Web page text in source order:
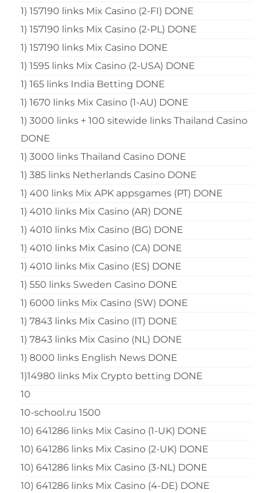
1) 157190 links Mix Casino (2-FI) DONE
1) 157190 links Mix Casino (2-PL) DONE
1) 157190 links Mix Casino DONE
1) 1595 links Mix Casino (2-USA) DONE
1) 165 links India Betting DONE
1) 1670 links Mix Casino (1-AU) DONE
1) 3000 links + 100 sitewide links Thailand Casino
DONE
1) 3000 links Thailand Casino DONE
1) 385 links Netherlands Casino DONE
1) 400 links Mix APK appsgames (PT) DONE
1) 4010 links Mix Casino (AR) DONE
1) 4010 links Mix Casino (BG) DONE
1) 4010 links Mix Casino (CA) DONE
1) 4010 links Mix Casino (ES) DONE
1) 550 links Sweden Casino DONE
1) 6000 links Mix Casino (SW) DONE
1) 7843 links Mix Casino (IT) DONE
1) 7843 links Mix Casino (NL) DONE
1) 8000 links English News DONE
1)14980 links Mix Crypto betting DONE
10
10-school.ru 1500
10) 641286 links Mix Casino (1-UK) DONE
10) 641286 links Mix Casino (2-UK) DONE
10) 641286 links Mix Casino (3-NL) DONE
10) 641286 links Mix Casino (4-DE) DONE